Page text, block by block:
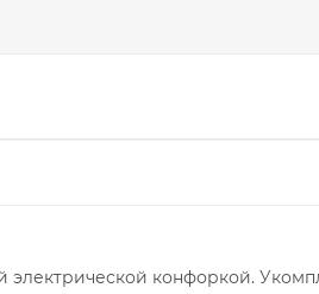
электрической конфоркой.